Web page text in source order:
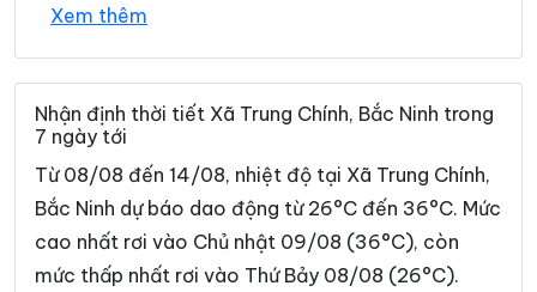
Phường Thuận Thành
Phường Trạm Lộ Phường Trí Quả
Phường Tự Lạn Phường Từ Sơn
Phường Vân Hà
Phường Võ Cường Phường Vũ Ninh
Phường Yên Dũng Xã An Lạc
Xem thêm
Nhận định thời tiết Xã Trung Chính, Bắc Ninh trong
7 ngày tới
Từ 08/08 đến 14/08, nhiệt độ tại Xã Trung Chính,
Bắc Ninh dự báo dao động từ 26°C đến 36°C. Mức
cao nhất rơi vào Chủ nhật 09/08 (36°C), còn
mức thấp nhất rơi vào Thứ Bảy 08/08 (26°C).